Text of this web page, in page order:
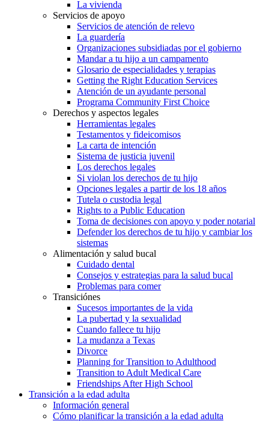
La vivienda
Servicios de apoyo
Servicios de atención de relevo
La guardería
Organizaciones subsidiadas por el gobierno
Mandar a tu hijo a un campamento
Glosario de especialidades y terapias
Getting the Right Education Services
Atención de un ayudante personal
Programa Community First Choice
Derechos y aspectos legales
Herramientas legales
Testamentos y fideicomisos
La carta de intención
Sistema de justicia juvenil
Los derechos legales
Si violan los derechos de tu hijo
Opciones legales a partir de los 18 años
Tutela o custodia legal
Rights to a Public Education
Toma de decisiones con apoyo y poder notarial
Defender los derechos de tu hijo y cambiar los
sistemas
Alimentación y salud bucal
Cuidado dental
Consejos y estrategias para la salud bucal
Problemas para comer
Transiciónes
Sucesos importantes de la vida
La pubertad y la sexualidad
Cuando fallece tu hijo
La mudanza a Texas
Divorce
Planning for Transition to Adulthood
Transition to Adult Medical Care
Friendships After High School
Transición a la edad adulta
Información general
Cómo planificar la transición a la edad adulta